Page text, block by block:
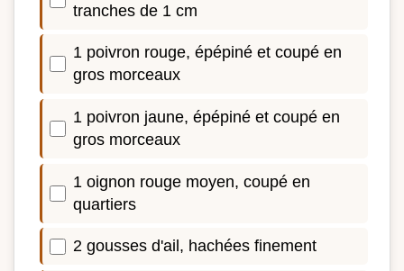
tranches de 1 cm
1 poivron rouge, épépiné et coupé en
gros morceaux
1 poivron jaune, épépiné et coupé en
gros morceaux
1 oignon rouge moyen, coupé en
quartiers
2 gousses d'ail, hachées finement